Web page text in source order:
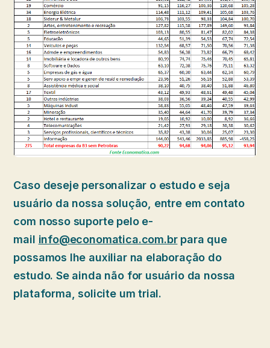
Caso deseje personalizar o estudo e seja
usuário da nossa solução, entre em contato
com nosso suporte pelo e-
mail info@economatica.com.brpara que
possamos lhe auxiliar na elaboração do
estudo. Se ainda não for usuário da nossa
plataforma, solicite um trial.